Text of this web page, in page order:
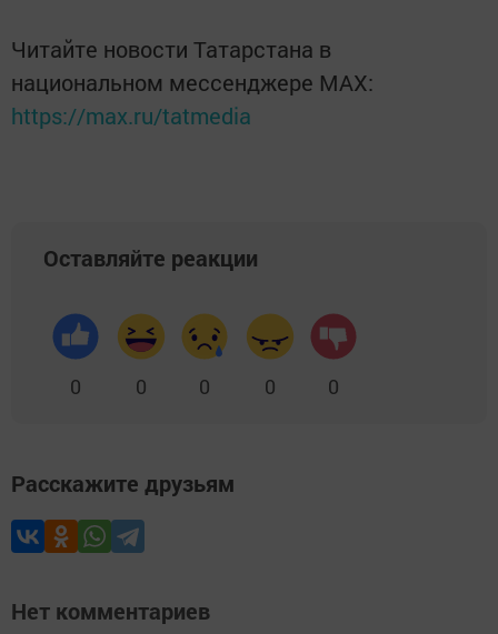
Читайте новости Татарстана в
национальном мессенджере MАХ:
https://max.ru/tatmedia
Оставляйте реакции
0 0 0 0 0
Расскажите друзьям
Нет комментариев